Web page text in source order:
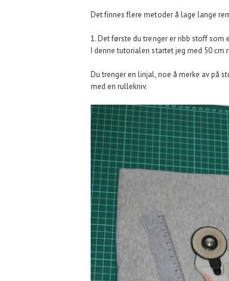
Det finnes flere metoder å lage lange
1. Det første du trenger er ribb stoff som
I denne tutorialen startet jeg med 50 cm
Du trenger en linjal, noe å merke av på
med en rullekniv.